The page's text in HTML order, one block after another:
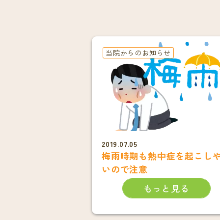
当院からのお知らせ
2019.07.05
梅雨時期も熱中症を起こし
いので注意
もっと見る